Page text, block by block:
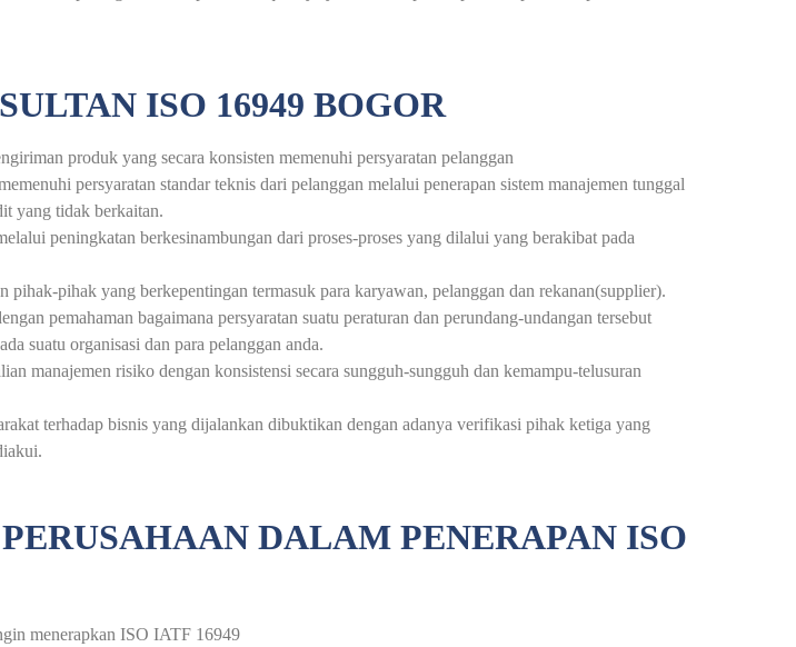
ISO 16949 BOGOR
produk yang secara konsisten memenuhi persyaratan pelanggan
persyaratan standar teknis dari pelanggan melalui penerapan sistem manajemen tunggal
yang tidak berkaitan.
peningkatan berkesinambungan dari proses-proses yang dilalui yang berakibat pada
pihak-pihak yang berkepentingan termasuk para karyawan, pelanggan dan rekanan(supplier).
pemahaman bagaimana persyaratan suatu peraturan dan perundang-undangan tersebut
suatu organisasi dan para pelanggan anda.
manajemen risiko dengan konsistensi secara sungguh-sungguh dan kemampu-telusuran
terhadap bisnis yang dijalankan dibuktikan dengan adanya verifikasi pihak ketiga yang
DALAM PENERAPAN ISO
menerapkan ISO IATF 16949